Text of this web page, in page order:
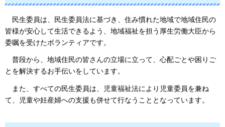
民生委員は、民生委員法に基づき、住み慣れた地域で地域住民の
皆様が安心して生活できるよう、地域福祉を担う厚生労働大臣から
委嘱を受けたボランティアです。
普段から、地域住民の皆さんの立場に立って、心配ごとや困りご
とを解決するお手伝いをしています。
また、 すべての民生委員は、児童福祉法により児童委員を兼ね
て、児童や妊産婦への支援も併せて行なうこととなっています。